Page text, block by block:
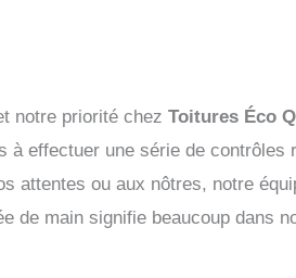
notre priorité chezToitures Éco
à effectuer une série de
attentes ou aux nôtres, notre
de main signifie beaucoup dans